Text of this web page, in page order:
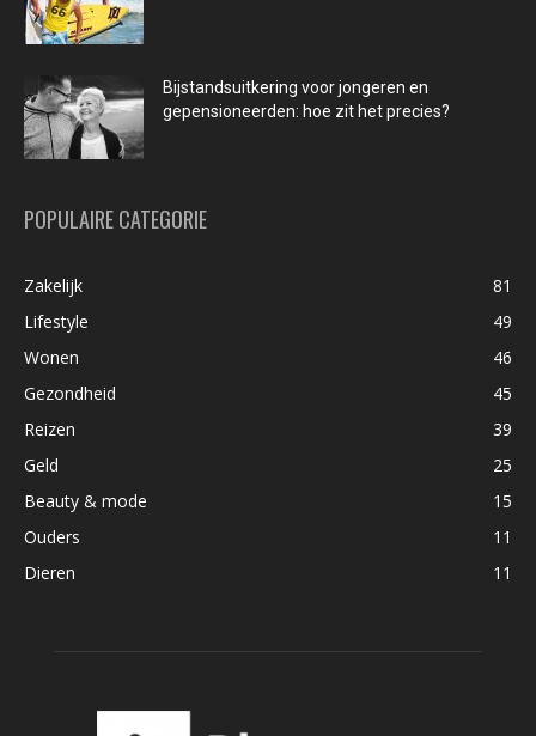
Bijstandsuitkering voor jongeren en
gepensioneerden: hoe zit het precies?
POPULAIRE CATEGORIE
Zakelijk
81
Lifestyle
49
Wonen
46
Gezondheid
45
Reizen
39
Geld
25
Beauty & mode
15
Ouders
11
Dieren
11